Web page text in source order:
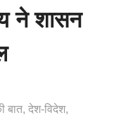
ने शासन
बात देश-विदेश